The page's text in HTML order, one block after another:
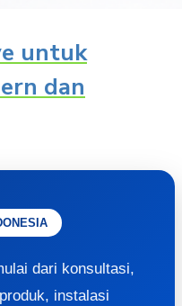
untuk
dan
dari konsultasi,
instalasi